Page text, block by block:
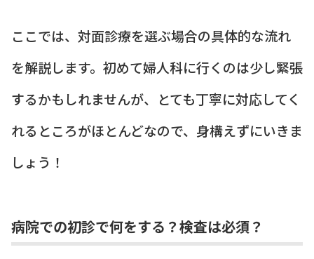
ここでは、対面診療を選ぶ場合の具体的な流れ
を解説します。初めて婦人科に行くのは少し緊張
するかもしれませんが、とても丁寧に対応してく
れるところがほとんどなので、身構えずにいきま
しょう！
病院での初診で何をする？検査は必須？